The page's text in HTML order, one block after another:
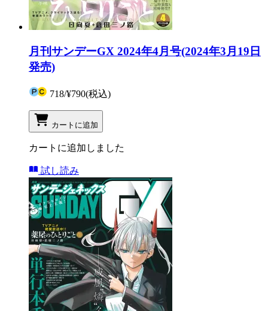
月刊サンデーGX 2024年4月号(2024年3月19日
発売)
718/¥790(税込)
カートに追加
カートに追加しました
試し読み